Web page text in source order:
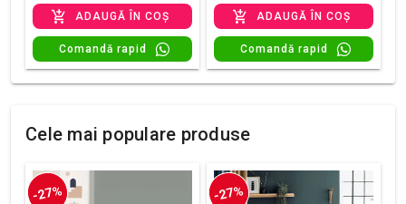
ADAUGĂ ÎN COȘ
Comandă rapid
ADAUGĂ ÎN COȘ
Comandă rapid
Cele mai populare produse
-27% -27%